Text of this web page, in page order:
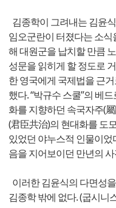
김종학이 그려내는 김윤
임오군란이 터졌다는 소
해 대원군을 납치할 만큼
성문을 읽히게 할 정도로
한 영국에게 국제법을 근
했다. “박규수 스쿨”의 베
화를 지향하던 속국자주(
(君臣共治)의 현대화를 도
있었던 야누스적 인물이
음을 지어보이던 만년의
이러한 김윤식의 다면성
김종학 밖에 없다. (굽시니